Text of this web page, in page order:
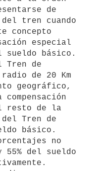
de
tren cuando
concepto
especial
sueldo básico.
de 20 Km
geográfico,
resto de la
Tren de
básico.
55% del sueldo